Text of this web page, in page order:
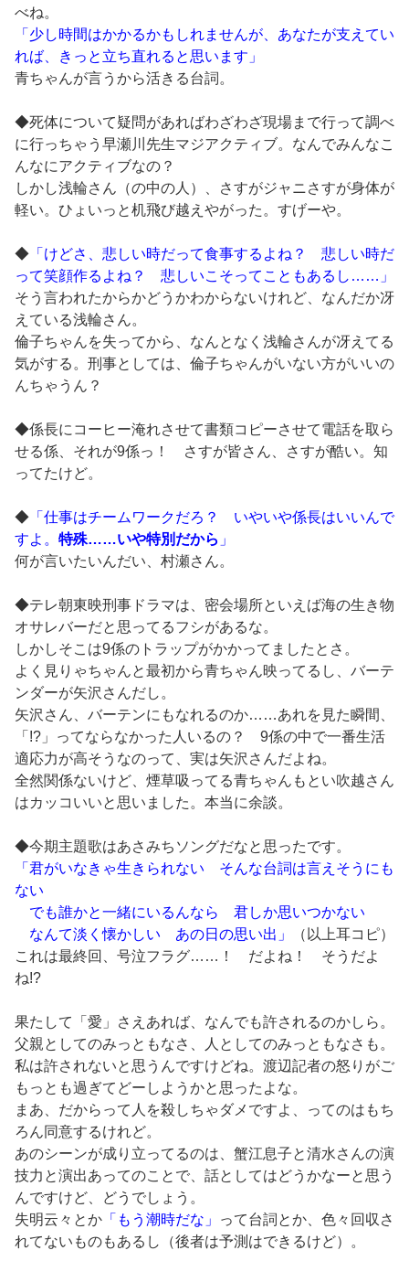
べね。
「少し時間はかかるかもしれませんが、あなたが支えてい
れば、きっと立ち直れると思います」
青ちゃんが言うから活きる台詞。
◆死体について疑問があればわざわざ現場まで行って調べ
に行っちゃう早瀬川先生マジアクティブ。なんでみんなこ
んなにアクティブなの？
しかし浅輪さん（の中の人）、さすがジャニさすが身体が
軽い。ひょいっと机飛び越えやがった。すげーや。
◆ 「けどさ、悲しい時だって食事するよね？ 悲しい時だ
って笑顔作るよね？ 悲しいこそってこともあるし……」
そう言われたからかどうかわからないけれど、なんだか冴
えている浅輪さん。
倫子ちゃんを失ってから、なんとなく浅輪さんが冴えてる
気がする。刑事としては、倫子ちゃんがいない方がいいの
んちゃうん？
◆係長にコーヒー淹れさせて書類コピーさせて電話を取ら
せる係、それが9係っ！ さすが皆さん、さすが酷い。知
ってたけど。
◆ 「仕事はチームワークだろ？ いやいや係長はいいんで
すよ。 特殊……いや特別だから 」
何が言いたいんだい、村瀬さん。
◆テレ朝東映刑事ドラマは、密会場所といえば海の生き物
オサレバーだと思ってるフシがあるな。
しかしそこは9係のトラップがかかってましたとさ。
よく見りゃちゃんと最初から青ちゃん映ってるし、バーテ
ンダーが矢沢さんだし。
矢沢さん、バーテンにもなれるのか……あれを見た瞬間、
「!?」ってならなかった人いるの？ 9係の中で一番生活
適応力が高そうなのって、実は矢沢さんだよね。
全然関係ないけど、煙草吸ってる青ちゃんもとい吹越さん
はカッコいいと思いました。本当に余談。
◆今期主題歌はあさみちソングだなと思ったです。
「君がいなきゃ生きられない そんな台詞は言えそうにも
ない
でも誰かと一緒にいるんなら 君しか思いつかない
なんて淡く懐かしい あの日の思い出」
（以上耳コピ）
これは最終回、号泣フラグ……！ だよね！ そうだよ
ね!?
果たして「愛」さえあれば、なんでも許されるのかしら。
父親としてのみっともなさ、人としてのみっともなさも。
私は許されないと思うんですけどね。渡辺記者の怒りがご
もっとも過ぎてどーしようかと思ったよな。
まあ、だからって人を殺しちゃダメですよ、ってのはもち
ろん同意するけれど。
あのシーンが成り立ってるのは、蟹江息子と清水さんの演
技力と演出あってのことで、話としてはどうかなーと思う
んですけど、どうでしょう。
失明云々とか 「もう潮時だな」
って台詞とか、色々回収さ
れてないものもあるし（後者は予測はできるけど）。